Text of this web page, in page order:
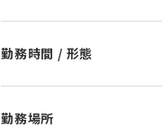
勤務時間 / 形態
勤務場所